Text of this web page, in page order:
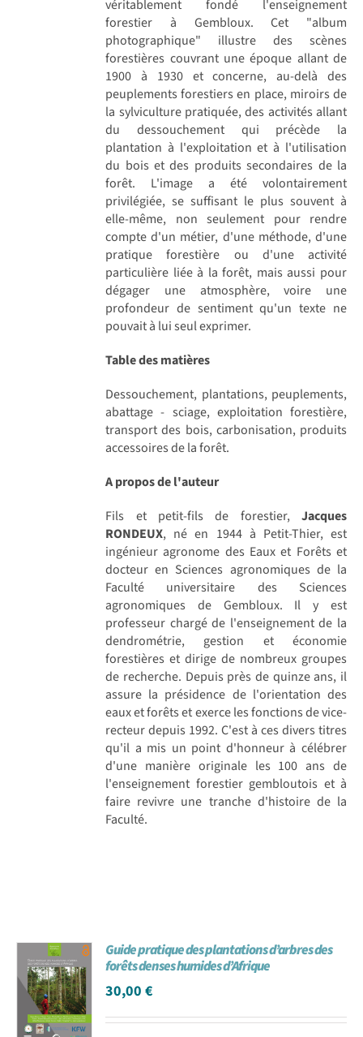
véritablement fondé l'enseignement
forestier à Gembloux. Cet "album
photographique" illustre des scènes
forestières couvrant une époque allant de
1900 à 1930 et concerne, au-delà des
peuplements forestiers en place, miroirs de
la sylviculture pratiquée, des activités allant
du dessouchement qui précède la
plantation à l'exploitation et à l'utilisation
du bois et des produits secondaires de la
forêt. L'image a été volontairement
privilégiée, se suffisant le plus souvent à
elle-même, non seulement pour rendre
compte d'un métier, d'une méthode, d'une
pratique forestière ou d'une activité
particulière liée à la forêt, mais aussi pour
dégager une atmosphère, voire une
profondeur de sentiment qu'un texte ne
pouvait à lui seul exprimer.
Table des matières
Dessouchement, plantations, peuplements,
abattage - sciage, exploitation forestière,
transport des bois, carbonisation, produits
accessoires de la forêt.
A propos de l'auteur
Fils et petit-fils de forestier, Jacques
RONDEUX, né en 1944 à Petit-Thier, est
ingénieur agronome des Eaux et Forêts et
docteur en Sciences agronomiques de la
Faculté universitaire des Sciences
agronomiques de Gembloux. Il y est
professeur chargé de l'enseignement de la
dendrométrie, gestion et économie
forestières et dirige de nombreux groupes
de recherche. Depuis près de quinze ans, il
assure la présidence de l'orientation des
eaux et forêts et exerce les fonctions de vice-
recteur depuis 1992. C'est à ces divers titres
qu'il a mis un point d'honneur à célébrer
d'une manière originale les 100 ans de
l'enseignement forestier gembloutois et à
faire revivre une tranche d'histoire de la
Faculté.
Guide pratique des plantations d’arbres des
forêts denses humides d’Afrique
30,00€